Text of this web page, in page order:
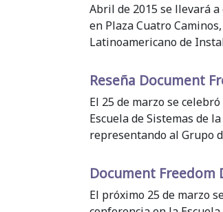
Abril de 2015 se llevará
en Plaza Cuatro
Latinoamericano de
Reseña Document
El 25 de marzo se
Escuela de Sistemas de
representando al Grupo
Document Freedom
El próximo 25 de marzo